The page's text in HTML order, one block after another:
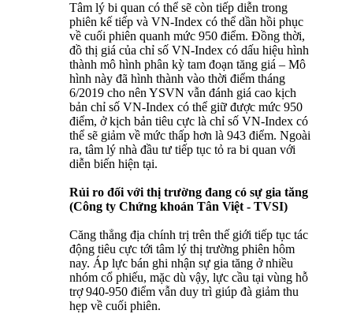
Tâm lý bi quan có thể sẽ còn tiếp diễn trong
phiên kế tiếp và VN-Index có thể dần hồi phục
về cuối phiên quanh mức 950 điểm. Đồng thời,
đồ thị giá của chỉ số VN-Index có dấu hiệu hình
thành mô hình phân kỳ tam đoạn tăng giá – Mô
hình này đã hình thành vào thời điểm tháng
6/2019 cho nên YSVN vẫn đánh giá cao kịch
bản chỉ số VN-Index có thể giữ được mức 950
điểm, ở kịch bản tiêu cực là chỉ số VN-Index có
thể sẽ giảm về mức thấp hơn là 943 điểm. Ngoài
ra, tâm lý nhà đầu tư tiếp tục tỏ ra bi quan với
diễn biến hiện tại.
Rủi ro đối với thị trường đang có sự gia tăng
(Công ty Chứng khoán Tân Việt - TVSI)
Căng thẳng địa chính trị trên thế giới tiếp tục tác
động tiêu cực tới tâm lý thị trường phiên hôm
nay. Áp lực bán ghi nhận sự gia tăng ở nhiều
nhóm cổ phiếu, mặc dù vậy, lực cầu tại vùng hỗ
trợ 940-950 điểm vẫn duy trì giúp đà giảm thu
hẹp về cuối phiên.